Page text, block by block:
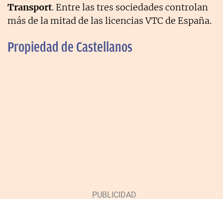
Transport. Entre las tres sociedades controlan
más de la mitad de las licencias VTC de España.
Propiedad de Castellanos